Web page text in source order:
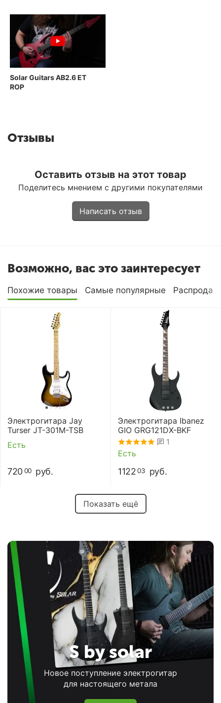
Solar Guitars AB2.6 ET
ROP
Отзывы
Оставить отзыв на этот товар
Поделитесь мнением с другими покупателями
Написать отзыв
Возможно, вас это заинтересует
Похожие товары Самые популярные
Электрогитара Jay
Turser JT-301M-TSB
Есть
720 00 руб.
Электрогитара Ibanez
GIO GRG121DX-BKF
1
Есть
1122 03 руб.
Показать ещё
S by solar
Новое поступление электрогитар
для настоящего метала